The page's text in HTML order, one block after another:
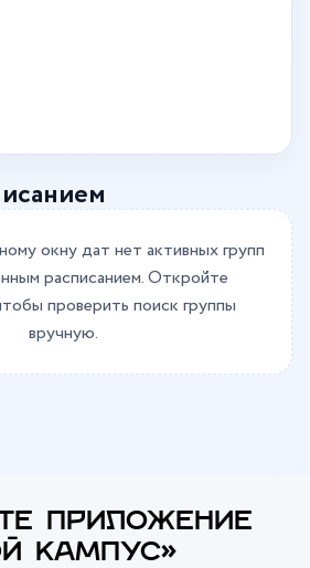
окну дат нет активных групп
расписанием. Откройте
проверить поиск группы
вручную.
ПРИЛОЖЕНИЕ
КАМПУС»